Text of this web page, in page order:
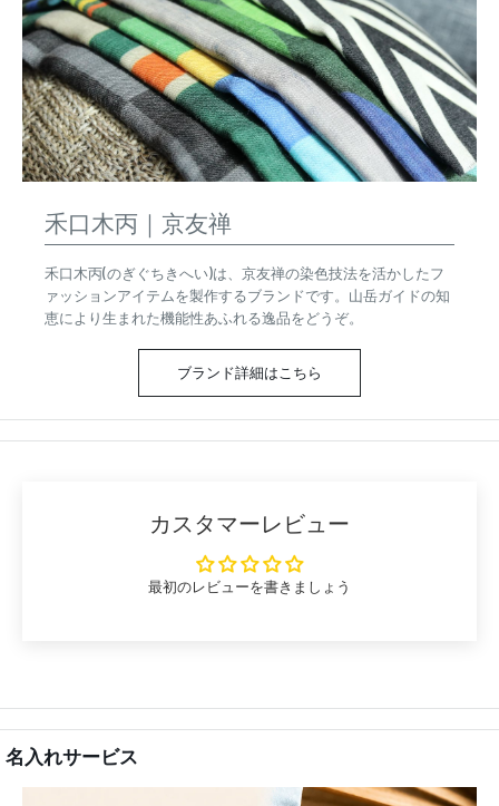
禾口木丙｜京友禅
禾口木丙(のぎぐちきへい)は、京友禅の染色技法を活かしたフ
ァッションアイテムを製作するブランドです。山岳ガイドの知
恵により生まれた機能性あふれる逸品をどうぞ。
ブランド詳細はこちら
カスタマーレビュー
最初のレビューを書きましょう
名入れサービス